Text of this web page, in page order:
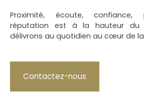
Proximité, écoute, confiance,
réputation est à la hauteur du
délivrons au quotidien au cœur de
Contactez-nous